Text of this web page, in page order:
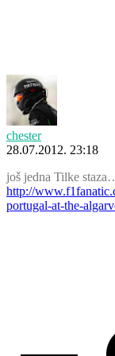
chester
28.07.2012. 23:18
još jedna Tilke
http://
portugal-at-the-